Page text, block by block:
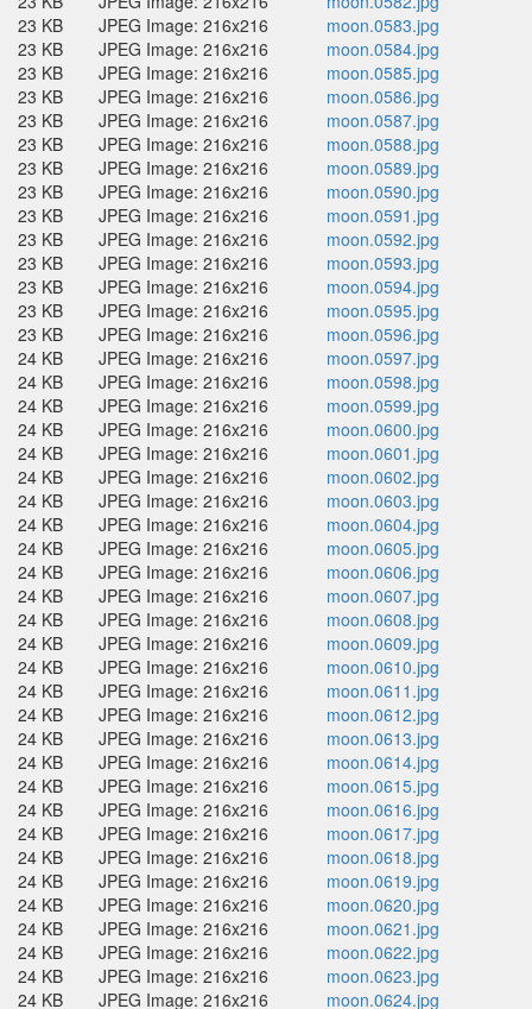
23 KB
JPEG Image: 216x216
moon.0583.jpg
23 KB
JPEG Image: 216x216
moon.0584.jpg
23 KB
JPEG Image: 216x216
moon.0585.jpg
23 KB
JPEG Image: 216x216
moon.0586.jpg
23 KB
JPEG Image: 216x216
moon.0587.jpg
23 KB
JPEG Image: 216x216
moon.0588.jpg
23 KB
JPEG Image: 216x216
moon.0589.jpg
23 KB
JPEG Image: 216x216
moon.0590.jpg
23 KB
JPEG Image: 216x216
moon.0591.jpg
23 KB
JPEG Image: 216x216
moon.0592.jpg
23 KB
JPEG Image: 216x216
moon.0593.jpg
23 KB
JPEG Image: 216x216
moon.0594.jpg
23 KB
JPEG Image: 216x216
moon.0595.jpg
23 KB
JPEG Image: 216x216
moon.0596.jpg
24 KB
JPEG Image: 216x216
moon.0597.jpg
24 KB
JPEG Image: 216x216
moon.0598.jpg
24 KB
JPEG Image: 216x216
moon.0599.jpg
24 KB
JPEG Image: 216x216
moon.0600.jpg
24 KB
JPEG Image: 216x216
moon.0601.jpg
24 KB
JPEG Image: 216x216
moon.0602.jpg
24 KB
JPEG Image: 216x216
moon.0603.jpg
24 KB
JPEG Image: 216x216
moon.0604.jpg
24 KB
JPEG Image: 216x216
moon.0605.jpg
24 KB
JPEG Image: 216x216
moon.0606.jpg
24 KB
JPEG Image: 216x216
moon.0607.jpg
24 KB
JPEG Image: 216x216
moon.0608.jpg
24 KB
JPEG Image: 216x216
moon.0609.jpg
24 KB
JPEG Image: 216x216
moon.0610.jpg
24 KB
JPEG Image: 216x216
moon.0611.jpg
24 KB
JPEG Image: 216x216
moon.0612.jpg
24 KB
JPEG Image: 216x216
moon.0613.jpg
24 KB
JPEG Image: 216x216
moon.0614.jpg
24 KB
JPEG Image: 216x216
moon.0615.jpg
24 KB
JPEG Image: 216x216
moon.0616.jpg
24 KB
JPEG Image: 216x216
moon.0617.jpg
24 KB
JPEG Image: 216x216
moon.0618.jpg
24 KB
JPEG Image: 216x216
moon.0619.jpg
24 KB
JPEG Image: 216x216
moon.0620.jpg
24 KB
JPEG Image: 216x216
moon.0621.jpg
24 KB
JPEG Image: 216x216
moon.0622.jpg
24 KB
JPEG Image: 216x216
moon.0623.jpg
24 KB
JPEG Image: 216x216
moon.0624.jpg